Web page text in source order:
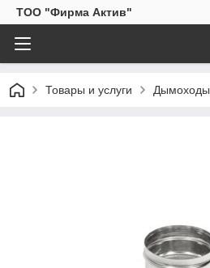
ТОО "Фирма Актив"
Товары и услуги Дымоходы